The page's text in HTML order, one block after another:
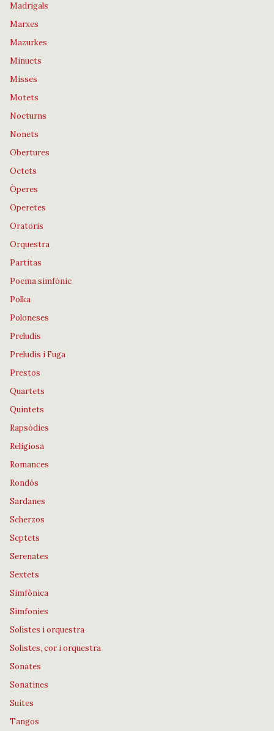
Madrigals
Marxes
Mazurkes
Minuets
Misses
Motets
Nocturns
Nonets
Obertures
Octets
Òperes
Operetes
Oratoris
Orquestra
Partitas
Poema simfònic
Polka
Poloneses
Preludis
Preludis i Fuga
Prestos
Quartets
Quintets
Rapsòdies
Religiosa
Romances
Rondós
Sardanes
Scherzos
Septets
Serenates
Sextets
Simfònica
Simfonies
Solistes i orquestra
Solistes, cor i orquestra
Sonates
Sonatines
Suites
Tangos